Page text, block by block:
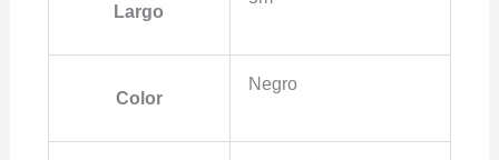
Largo
Color
Negro